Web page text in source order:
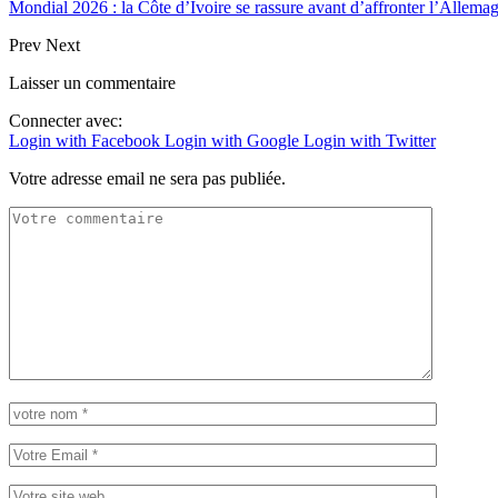
Mondial 2026 : la Côte d’Ivoire se rassure avant d’affronter
Prev Next
Laisser un commentaire
Connecter avec:
Login with Facebook Login with Google Login with Twitter
Votre adresse email ne sera pas publiée.